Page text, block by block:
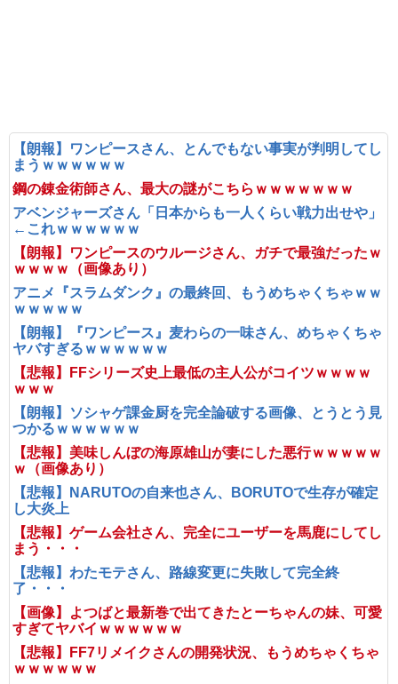
【朗報】ワンピースさん、とんでもない事実が判明してし
まうｗｗｗｗｗｗ
鋼の錬金術師さん、最大の謎がこちらｗｗｗｗｗｗｗ
アベンジャーズさん「日本からも一人くらい戦力出せや」
←これｗｗｗｗｗｗ
【朗報】ワンピースのウルージさん、ガチで最強だったｗ
ｗｗｗｗ（画像あり）
アニメ『スラムダンク』の最終回、もうめちゃくちゃｗｗ
ｗｗｗｗｗ
【朗報】『ワンピース』麦わらの一味さん、めちゃくちゃ
ヤバすぎるｗｗｗｗｗｗ
【悲報】FFシリーズ史上最低の主人公がコイツｗｗｗｗ
ｗｗｗ
【朗報】ソシャゲ課金厨を完全論破する画像、とうとう見
つかるｗｗｗｗｗｗ
【悲報】美味しんぼの海原雄山が妻にした悪行ｗｗｗｗｗ
ｗ（画像あり）
【悲報】NARUTOの自来也さん、BORUTOで生存が確定
し大炎上
【悲報】ゲーム会社さん、完全にユーザーを馬鹿にしてし
まう・・・
【悲報】わたモテさん、路線変更に失敗して完全終
了・・・
【画像】よつばと最新巻で出てきたとーちゃんの妹、可愛
すぎてヤバイｗｗｗｗｗｗ
【悲報】FF7リメイクさんの開発状況、もうめちゃくちゃ
ｗｗｗｗｗｗ